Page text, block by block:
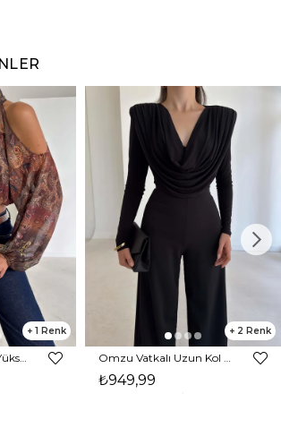
1
Açık Omuz Detaylı Yüksek Yaka Lendan Kahve Kadın bluz 26K026
2
Omzu Vatkalı Uzun Kol Degaje Yaka Dinre Kadın Siyah Bluz 26K101
₺949,99